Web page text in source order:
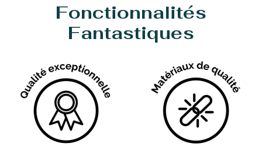
Fonctionnalités
Fantastiques